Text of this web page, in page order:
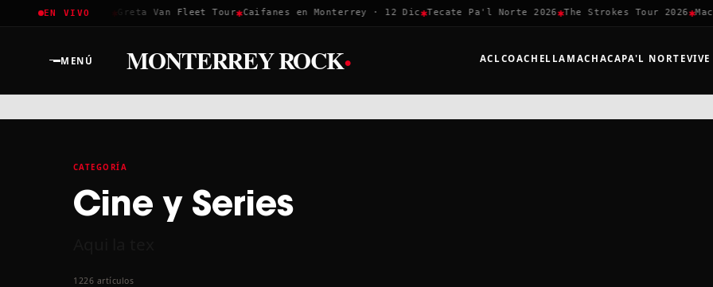
EN VIVO
Coachella 2026 Greta Van Fleet Tour✱Caifanes en Monterrey · 12 Dic✱Tecate Pa'l Norte 2026✱The Strokes Tour 2026✱
MENÚ MONTERREY ROCK· ACLCOACHELLA MACHACAPA'L NORTE
CATEGORÍA
Cine y Series
1226 artículos